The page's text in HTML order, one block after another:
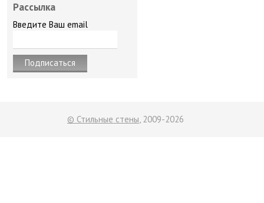
Рассылка
Введите Ваш email
© Стильные стены, 2009-2026